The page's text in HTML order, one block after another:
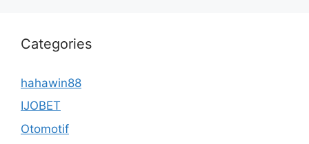
Categories
hahawin88
IJOBET
Otomotif